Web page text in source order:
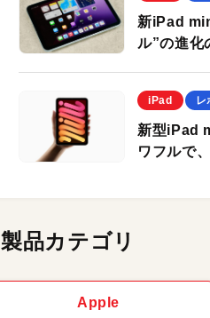
新iPad
ル”の進化
iPad レ
新型iPad
ワフルで
製品カテゴリ
Apple